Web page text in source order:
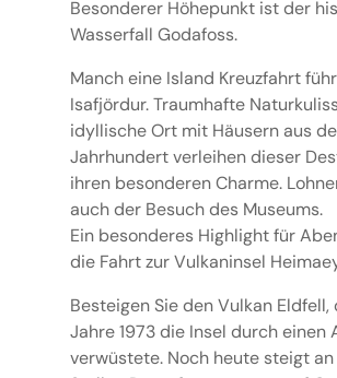
Besonderer Höhepunkt ist der
Wasserfall Godafoss.
Manch eine Island Kreuzfahrt
Isafjördur. Traumhafte
idyllische Ort mit Häusern aus
Jahrhundert verleihen dieser
ihren besonderen Charme.
auch der Besuch des Museums.
Ein besonderes Highlight für
die Fahrt zur Vulkaninsel
Besteigen Sie den Vulkan Eldfell,
Jahre 1973 die Insel durch einen
verwüstete. Noch heute steigt